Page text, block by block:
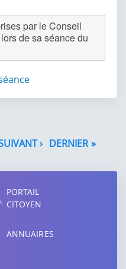
par le Conseil
de sa séance du
›PAGE
DERNIER »
PORTAIL
CITOYEN
ANNUAIRES